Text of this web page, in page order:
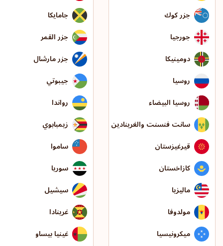
جزر كوك
جورجيا
دومينيكا
روسيا
روسيا البيضاء
سانت فنسنت والغرينادين
قيرغيزستان
كازاخستان
ماليزيا
مولدوفا
ميكرونيسيا
جامايكا
جزر القمر
جزر مارشال
جيبوتي
رواندا
زيمبابوي
ساموا
سوريا
سيشيل
غرينادا
غينيا بيساو